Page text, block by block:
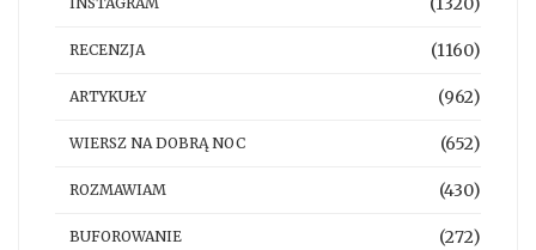
RECENZJA (1160)
ARTYKUŁY (962)
WIERSZ NA DOBRĄ NOC (652)
ROZMAWIAM (430)
BUFOROWANIE (272)